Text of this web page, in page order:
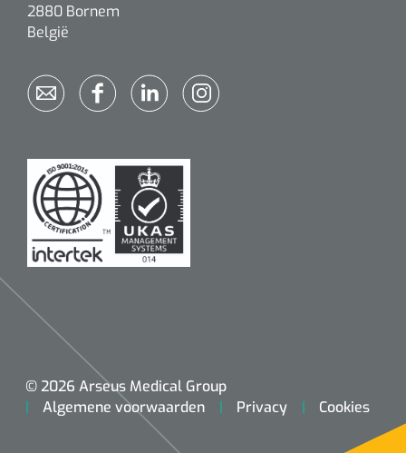
2880 Bornem
België
© 2026 Arseus Medical Group
Algemene voorwaarden
Privacy Cookies